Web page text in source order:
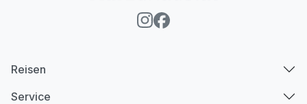
Reisen
Service